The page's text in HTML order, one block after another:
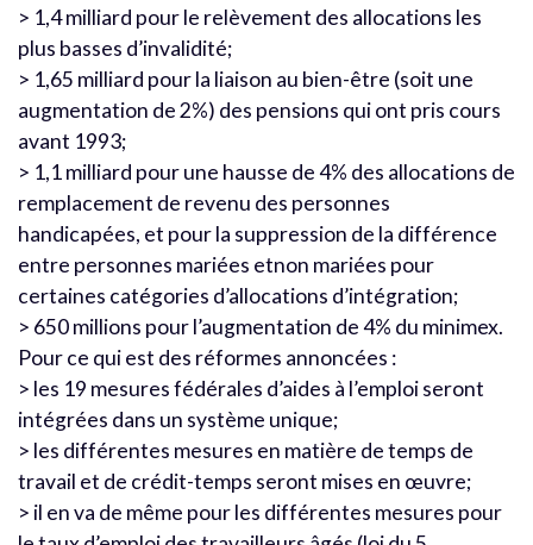
> 1,4 milliard pour le relèvement des allocations les
plus basses d’invalidité;
> 1,65 milliard pour la liaison au bien-être (soit une
augmentation de 2%) des pensions qui ont pris cours
avant 1993;
> 1,1 milliard pour une hausse de 4% des allocations de
remplacement de revenu des personnes
handicapées, et pour la suppression de la différence
entre personnes mariées etnon mariées pour
certaines catégories d’allocations d’intégration;
> 650 millions pour l’augmentation de 4% du minimex.
Pour ce qui est des réformes annoncées :
> les 19 mesures fédérales d’aides à l’emploi seront
intégrées dans un système unique;
> les différentes mesures en matière de temps de
travail et de crédit-temps seront mises en œuvre;
> il en va de même pour les différentes mesures pour